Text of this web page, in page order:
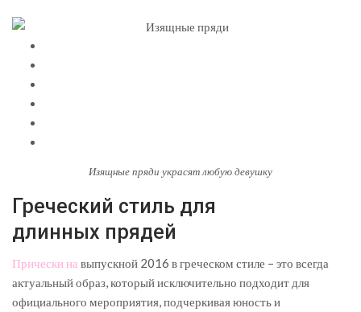
Изящные пряди украсят любую девушку
Греческий стиль для
длинных прядей
Прически на выпускной 2016 в греческом стиле – это всегда
актуальный образ, который исключительно подходит для
официального мероприятия, подчеркивая юность и